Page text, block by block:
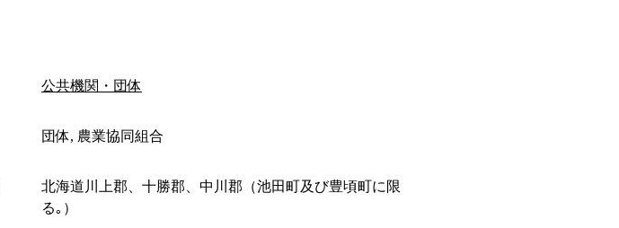
公共機関・団体
団体, 農業協同組合
北海道川上郡、十勝郡、中川郡（池田町及び豊頃町に限
る｡）